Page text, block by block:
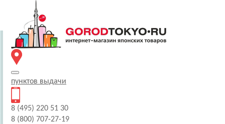
пунктов выдачи
8 (495) 220 51 30
8 (800) 707-27-19